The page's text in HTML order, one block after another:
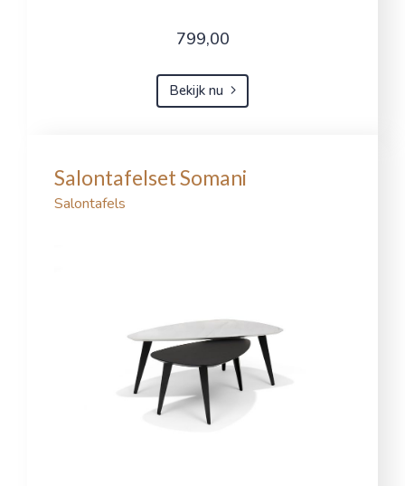
799,00
Bekijk nu
Salontafelset Somani
Salontafels